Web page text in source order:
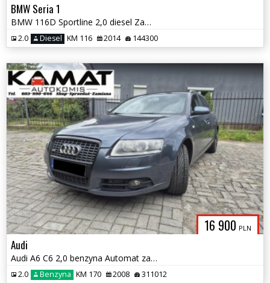
BMW Seria 1
BMW 116D Sportline 2,0 diesel Zamiana
2.0 Diesel KM 116 2014 144300
16 900 PLN
Audi
Audi A6 C6 2,0 benzyna Automat zamiana
2.0 Benzyna KM 170 2008 311012